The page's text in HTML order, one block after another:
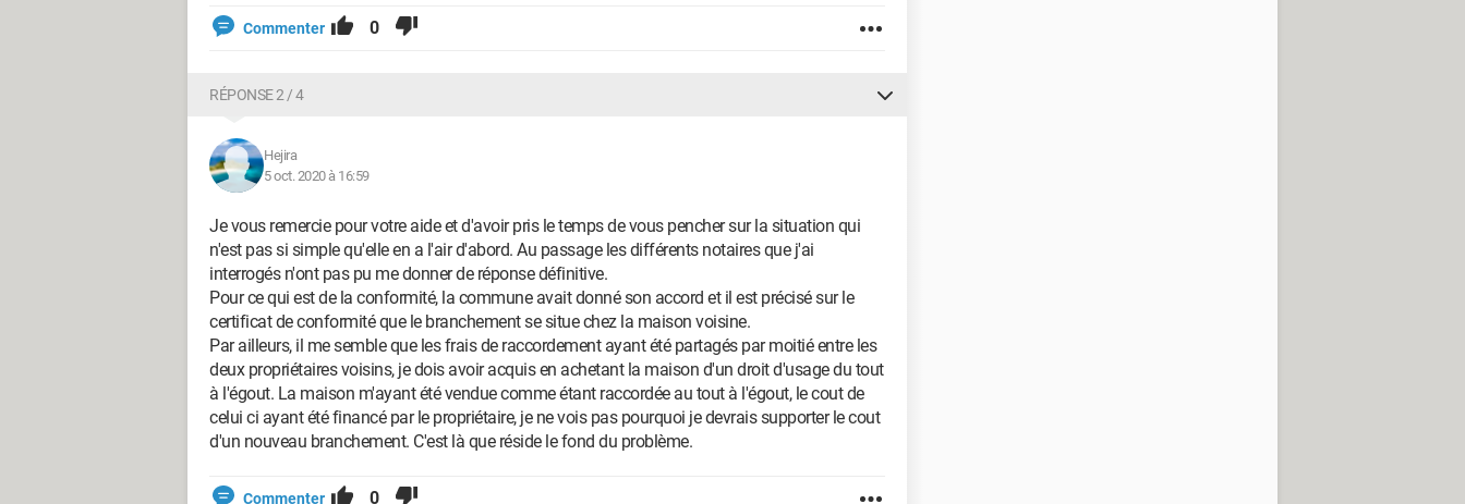
Commenter 0
RÉPONSE 2 / 4
Hejira
5 oct. 2020 à 16:59
Je vous remercie pour votre aide et d'avoir pris le temps de vous pencher sur la situation qui
n'est pas si simple qu'elle en a l'air d'abord. Au passage les différents notaires que j'ai
interrogés n'ont pas pu me donner de réponse définitive.
Pour ce qui est de la conformité, la commune avait donné son accord et il est précisé sur le
certificat de conformité que le branchement se situe chez la maison voisine.
Par ailleurs, il me semble que les frais de raccordement ayant été partagés par moitié entre les
deux propriétaires voisins, je dois avoir acquis en achetant la maison d'un droit d'usage du tout
à l'égout. La maison m'ayant été vendue comme étant raccordée au tout à l'égout, le cout de
celui ci ayant été financé par le propriétaire, je ne vois pas pourquoi je devrais supporter le cout
d'un nouveau branchement. C'est là que réside le fond du problème.
Commenter 0